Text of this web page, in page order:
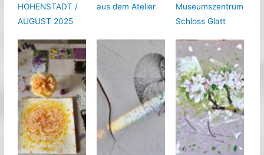
HOHENSTADT /
AUGUST 2025
aus dem Atelier
Museumszentrum
Schloss Glatt